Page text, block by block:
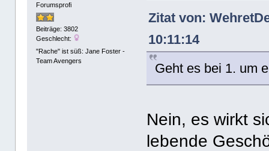
Forumsprofi
Beiträge: 3802
Geschlecht:
"Rache" ist süß: Jane Foster -
Team Avengers
Zitat von:
10:11:14
Geht es bei 1. um
Nein, es wirkt
lebende